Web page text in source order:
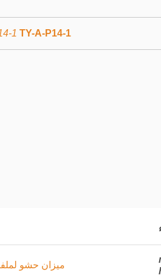
1 TY-A-P14-1
ميزان حشو